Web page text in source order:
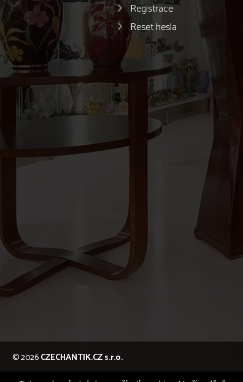
Registrace
Reset hesla
© 2026CZECHANTIK.CZ s.r.o.